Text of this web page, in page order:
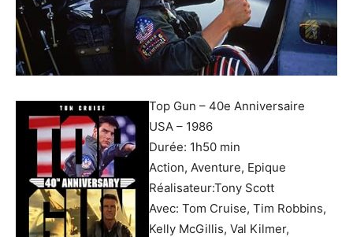
Top Gun – 40e Anniversaire
USA – 1986
Durée: 1h50 min
Action, Aventure, Epique
Réalisateur:Tony Scott
Avec: Tom Cruise, Tim Robbins,
Kelly McGillis, Val Kilmer,